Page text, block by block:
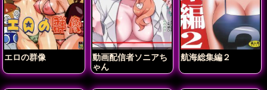
エロの群像
動画配信者ソニアち
ゃん
航海総集編２